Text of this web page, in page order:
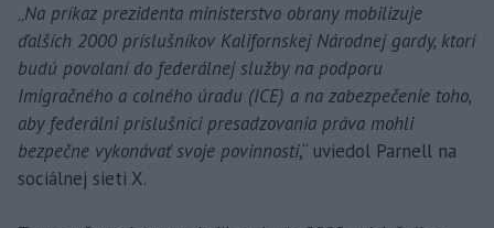
„Na príkaz prezidenta ministerstvo obrany mobilizuje
ďalších 2000 príslušníkov Kalifornskej Národnej gardy, ktorí
budú povolaní do federálnej služby na podporu
Imigračného a colného úradu (ICE) a na zabezpečenie toho,
aby federálni príslušníci presadzovania práva mohli
bezpečne vykonávať svoje povinnosti,“ uviedol Parnell na
sociálnej sieti X.